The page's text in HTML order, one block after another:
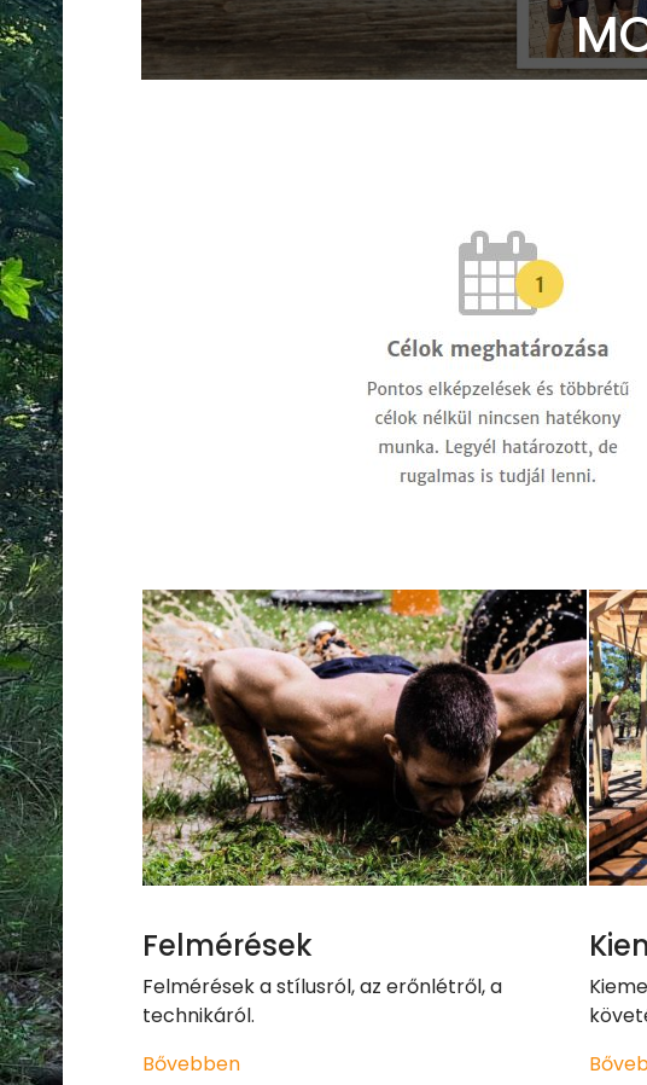
Felmérések
Felmérések a stílusról, az erőnlétről, a
technikáról.
Bővebben